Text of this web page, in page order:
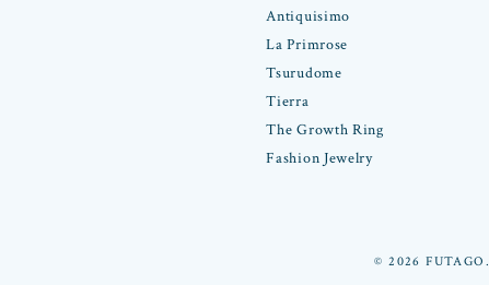
Antiquisimo
La Primrose
Tsurudome
Tierra
The Growth Ring
Fashion Jewelry
© 2026